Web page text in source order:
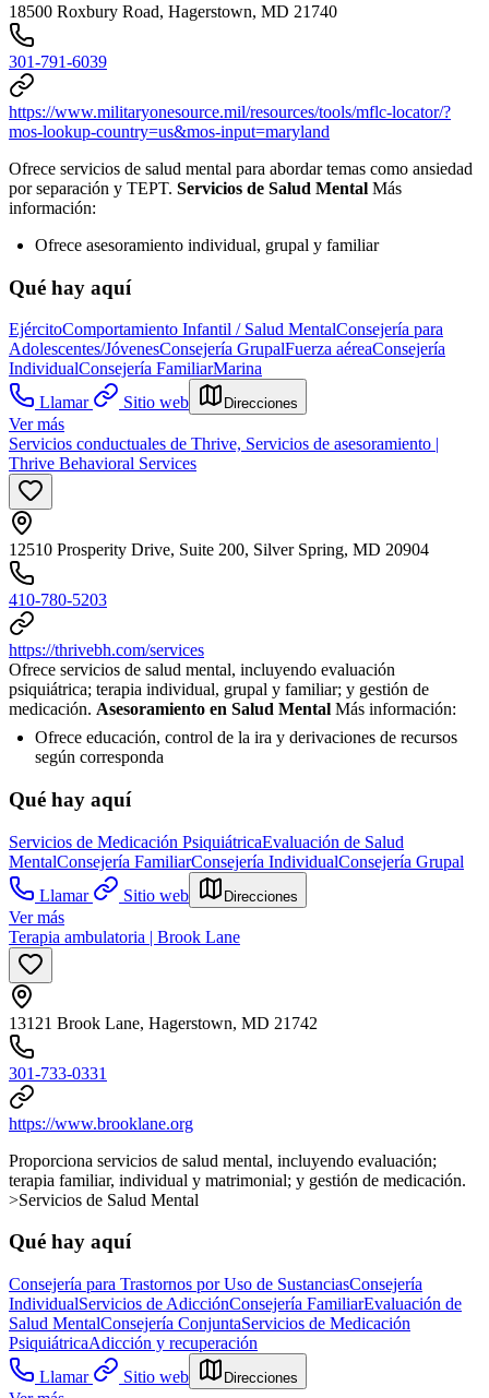
18500 Roxbury Road, Hagerstown, MD 21740
301-791-6039
https://www.militaryonesource.mil/resources/tools/mflc-locator/?
mos-lookup-country=us&mos-input=maryland
Ofrece servicios de salud mental para abordar temas como ansiedad
por separación y TEPT. Servicios de Salud Mental Más
información:
Ofrece asesoramiento individual, grupal y familiar
Qué hay aquí
EjércitoComportamiento Infantil / Salud MentalConsejería para
Adolescentes/JóvenesConsejería GrupalFuerza aéreaConsejería
IndividualConsejería FamiliarMarina
Llamar
Sitio web Direcciones
Ver más
Servicios conductuales de Thrive, Servicios de asesoramiento |
Thrive Behavioral Services
12510 Prosperity Drive, Suite 200, Silver Spring, MD 20904
410-780-5203
https://thrivebh.com/services
Ofrece servicios de salud mental, incluyendo evaluación
psiquiátrica; terapia individual, grupal y familiar; y gestión de
medicación. Asesoramiento en Salud Mental Más información:
Ofrece educación, control de la ira y derivaciones de recursos
según corresponda
Qué hay aquí
Servicios de Medicación PsiquiátricaEvaluación de Salud
MentalConsejería FamiliarConsejería IndividualConsejería Grupal
Llamar
Sitio web Direcciones
Ver más
Terapia ambulatoria | Brook Lane
13121 Brook Lane, Hagerstown, MD 21742
301-733-0331
https://www.brooklane.org
Proporciona servicios de salud mental, incluyendo evaluación;
terapia familiar, individual y matrimonial; y gestión de medicación.
>Servicios de Salud Mental
Qué hay aquí
Consejería para Trastornos por Uso de SustanciasConsejería
IndividualServicios de AdicciónConsejería FamiliarEvaluación de
Salud MentalConsejería ConjuntaServicios de Medicación
PsiquiátricaAdicción y recuperación
Llamar
Sitio web Direcciones